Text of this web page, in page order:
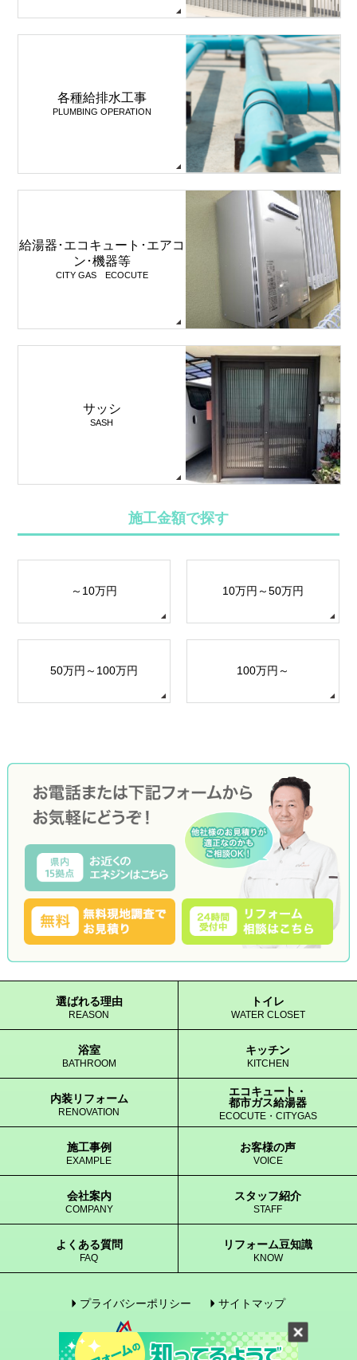
各種給排水工事
PLUMBING OPERATION
給湯器･エコキュート･エアコ
ン･機器等
CITY GAS ECOCUTE
サッシ
SASH
施工金額で探す
～10万円 10万円～50万円
50万円～100万円 100万円～
選ばれる理由
REASON
トイレ
WATER CLOSET
浴室
BATHROOM
キッチン
KITCHEN
内装リフォーム
RENOVATION
エコキュート・
都市ガス給湯器
ECOCUTE・CITYGAS
施工事例
EXAMPLE
お客様の声
VOICE
会社案内
COMPANY
スタッフ紹介
STAFF
よくある質問
FAQ
リフォーム豆知識
KNOW
プライバシーポリシー サイトマップ